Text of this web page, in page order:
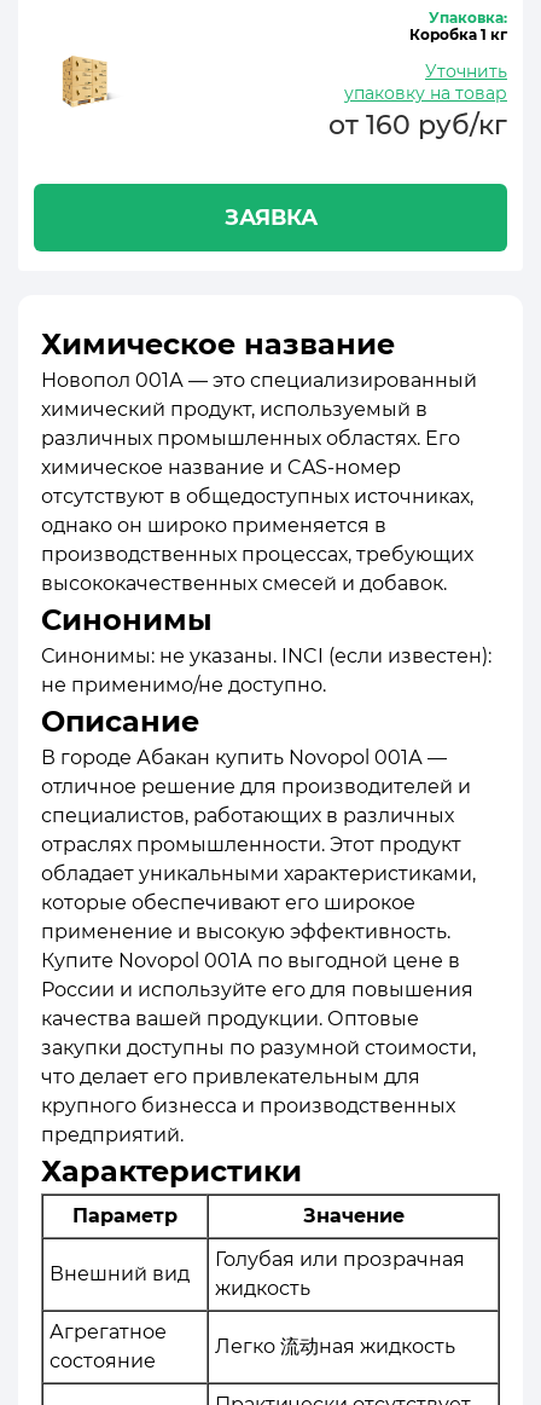
Упаковка:
Коробка 1 кг
Уточнить
упаковку на товар
от 160 руб/кг
ЗАЯВКА
Химическое название
Новопол 001А — это специализированный
химический продукт, используемый в
различных промышленных областях. Его
химическое название и CAS-номер
отсутствуют в общедоступных источниках,
однако он широко применяется в
производственных процессах, требующих
высококачественных смесей и добавок.
Синонимы
Синонимы: не указаны. INCI (если известен):
не применимо/не доступно.
Описание
В городе Абакан купить Novopol 001А —
отличное решение для производителей и
специалистов, работающих в различных
отраслях промышленности. Этот продукт
обладает уникальными характеристиками,
которые обеспечивают его широкое
применение и высокую эффективность.
Купите Novopol 001А по выгодной цене в
России и используйте его для повышения
качества вашей продукции. Оптовые
закупки доступны по разумной стоимости,
что делает его привлекательным для
крупного бизнесса и производственных
предприятий.
Характеристики
Параметр Значение
Внешний вид
Голубая или прозрачная
жидкость
Агрегатное
состояние
Легко 流动ная жидкость